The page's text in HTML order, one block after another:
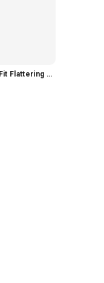
One-Shoulder Slim-Fit Flattering Mermaid Skirt Dress V2295